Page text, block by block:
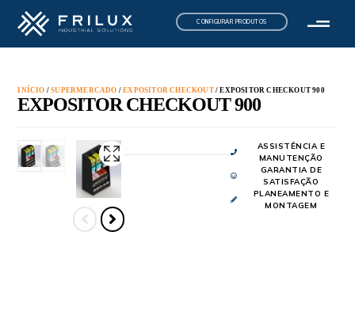
CONFIGURAR PRODUTOS
INÍCIO /SUPERMERCADO /EXPOSITOR CHECKOUT/ EXPOSITOR CHECKOUT 900
EXPOSITOR CHECKOUT 900
ASSISTÊNCIA E
MANUTENÇÃO
GARANTIA DE
SATISFAÇÃO
PLANEAMENTO E
MONTAGEM